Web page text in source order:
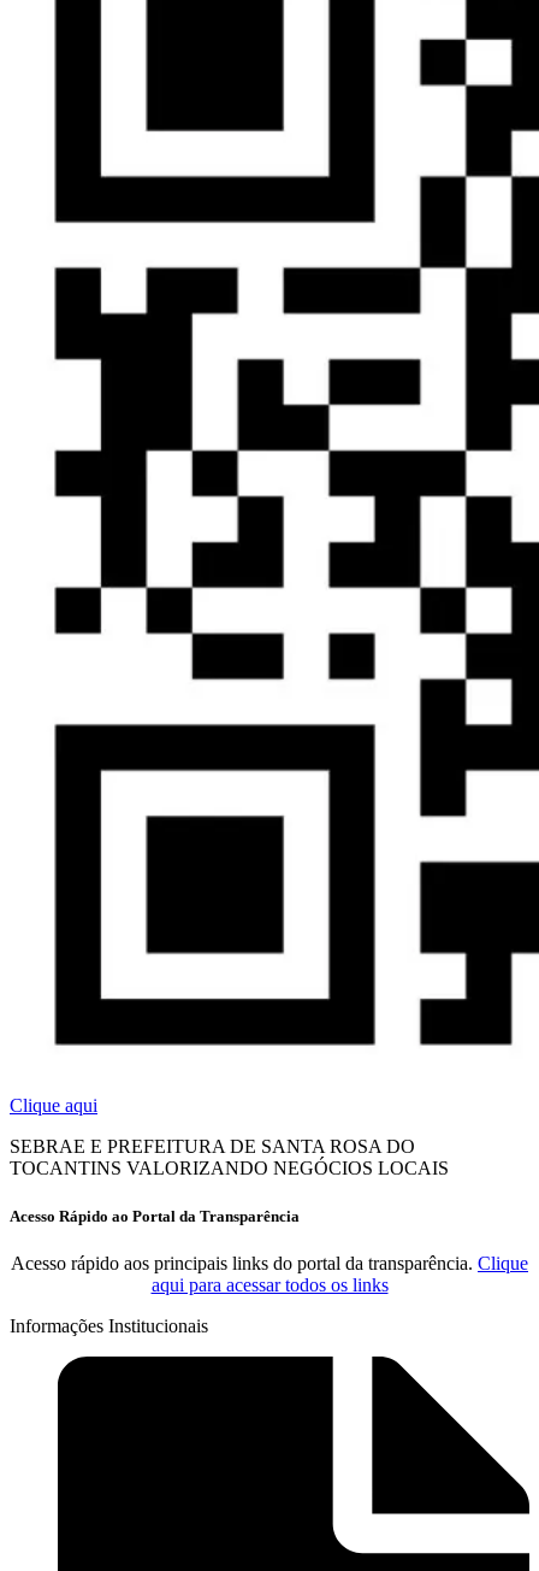
Clique aqui
SEBRAE E PREFEITURA DE SANTA ROSA DO
TOCANTINS VALORIZANDO NEGÓCIOS LOCAIS
Acesso Rápido ao Portal da Transparência
Acesso rápido aos principais links do portal da transparência. Clique
aqui para acessar todos os links
Informações Institucionais